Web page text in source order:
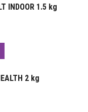
INDOOR 1.5 kg
2 kg